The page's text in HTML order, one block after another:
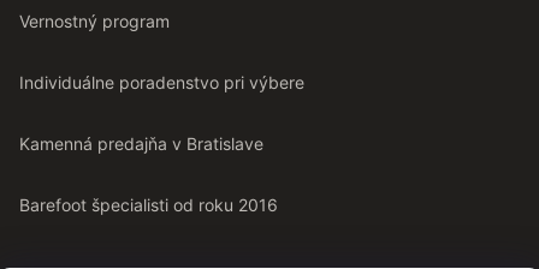
Vernostný program
Individuálne poradenstvo pri výbere
Kamenná predajňa v Bratislave
Barefoot špecialisti od roku 2016